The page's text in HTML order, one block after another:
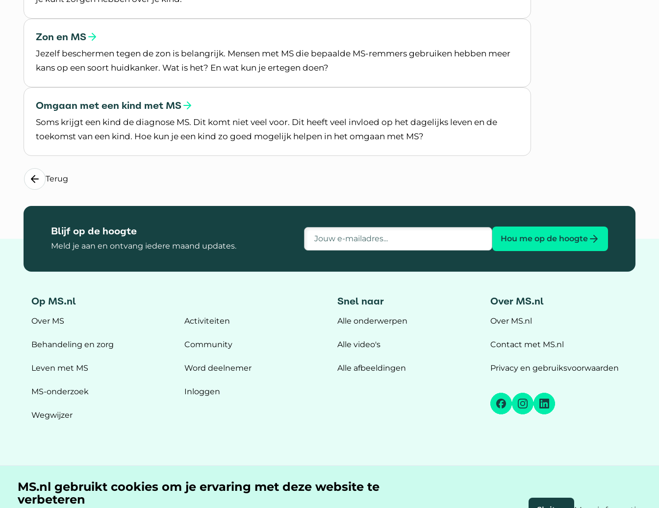
Zon en MS
Jezelf beschermen tegen de zon is belangrijk. Mensen met MS die bepaalde MS-remmers gebruiken hebben meer
kans op een soort huidkanker. Wat is het? En wat kun je ertegen doen?
Omgaan met een kind met MS
Soms krijgt een kind de diagnose MS. Dit komt niet veel voor. Dit heeft veel invloed op het dagelijks leven en de
toekomst van een kind. Hoe kun je een kind zo goed mogelijk helpen in het omgaan met MS?
Terug
Blijf op de hoogte
Meld je aan en ontvang iedere maand updates.
E-mailadres
Hou me op de hoogte
Op MS.nl
Over MS
Behandeling en zorg
Leven met MS
MS-onderzoek
Wegwijzer
Activiteiten
Community
Word deelnemer
Inloggen
Snel naar
Alle onderwerpen
Alle video's
Alle afbeeldingen
Over MS.nl
Over MS.nl
Contact met MS.nl
Privacy en gebruiksvoorwaarden
FacebookInstagram
LinkedIn
MS.nl is een initiatief van:
MS.nl gebruikt cookies om je ervaring met deze website te
verbeteren